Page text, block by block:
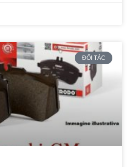
ĐỐI TÁC